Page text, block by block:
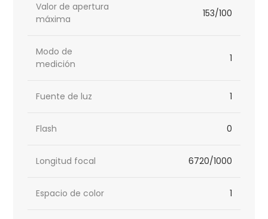
Valor de apertura
máxima
153/100
Modo de
medición
1
Fuente de luz 1
Flash 0
Longitud focal 6720/1000
Espacio de color 1